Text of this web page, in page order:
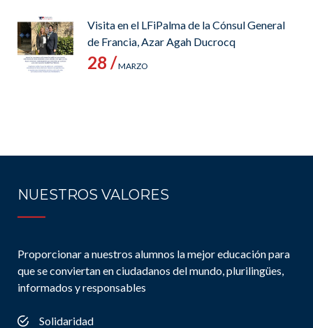
Visita en el LFiPalma de la Cónsul General
de Francia, Azar Agah Ducrocq
28 /MARZO
NUESTROS VALORES
Proporcionar a nuestros alumnos la mejor educación para
que se conviertan en ciudadanos del mundo, plurilingües,
informados y responsables
Solidaridad